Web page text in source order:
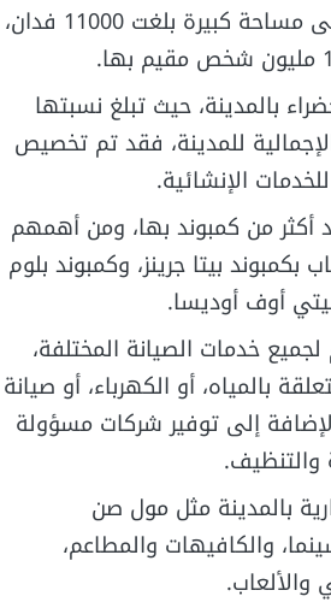
تم تنفيذ المدينة على مساحة كبيرة بلغت 11000 فدان،
بالمدينة، حيث تبلغ نسبتها
للمدينة، فقد تم تخصيص
أكثر من كمبوند بها، ومن أهمهم
بيتا جرينز، وكمبوند بلوم
أوف أوديسا.
خدمات الصيانة المختلفة،
بالمياه، أو الكهرباء، أو صيانة
إلى توفير شركات مسؤولة
والتنظيف.
بالمدينة مثل مول صن
والكافيهات والمطاعم،
والألعاب.